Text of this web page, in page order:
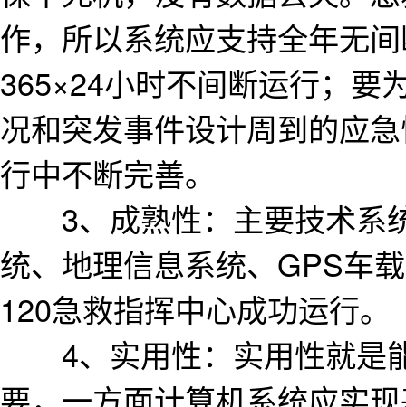
作，所以系统应支持全年无
365×24小时不间断运行；要
况和突发事件设计周到的应
行中不断完善。
3、成熟性：主要技术系
统、地理信息系统、GPS车
120急救指挥中心成功运行。
4、实用性：实用性就是